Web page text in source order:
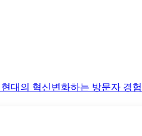
현대의 혁신변화하는 방문자 경험